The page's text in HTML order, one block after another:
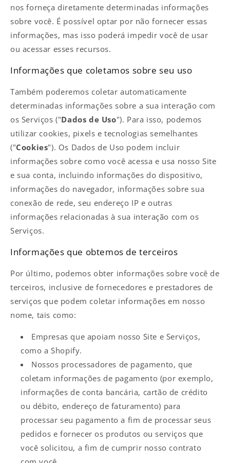
nos forneça diretamente determinadas informações
sobre você. É possível optar por não fornecer essas
informações, mas isso poderá impedir você de usar
ou acessar esses recursos.
Informações que coletamos sobre seu uso
Também poderemos coletar automaticamente
determinadas informações sobre a sua interação com
os Serviços ("Dados de Uso"). Para isso, podemos
utilizar cookies, pixels e tecnologias semelhantes
("Cookies"). Os Dados de Uso podem incluir
informações sobre como você acessa e usa nosso Site
e sua conta, incluindo informações do dispositivo,
informações do navegador, informações sobre sua
conexão de rede, seu endereço IP e outras
informações relacionadas à sua interação com os
Serviços.
Informações que obtemos de terceiros
Por último, podemos obter informações sobre você de
terceiros, inclusive de fornecedores e prestadores de
serviços que podem coletar informações em nosso
nome, tais como:
Empresas que apoiam nosso Site e Serviços,
como a Shopify.
Nossos processadores de pagamento, que
coletam informações de pagamento (por exemplo,
informações de conta bancária, cartão de crédito
ou débito, endereço de faturamento) para
processar seu pagamento a fim de processar seus
pedidos e fornecer os produtos ou serviços que
você solicitou, a fim de cumprir nosso contrato